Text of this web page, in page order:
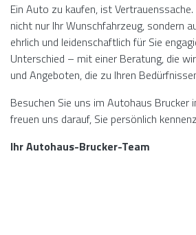
Ein Auto zu kaufen, ist
nicht nur Ihr Wunschfahrzeug, sondern
ehrlich und leidenschaftlich für Sie
Unterschied – mit einer Beratung, die
und Angeboten, die zu Ihren
Besuchen Sie uns im Autohaus Brucker
freuen uns darauf, Sie persönlich
Ihr Autohaus-Brucker-Team